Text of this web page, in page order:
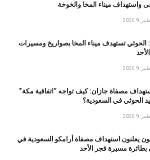
واستهداف ميناء المخا والخوخة
9, 2026
الحوثي تستهدف ميناء المخا بصواريخ ومسيرات
9, 2026
مصفاة جازان: كيف تواجه “اتفاقية مكة”
الحوثي في السعودية؟
9, 2026
يعلنون استهداف مصفاة أرامكو السعودية في
بطائرة مسيرة فجر الأحد